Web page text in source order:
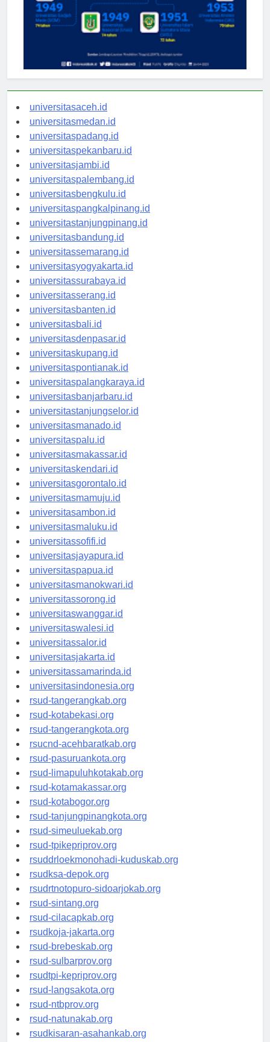
universitasaceh.id
universitasmedan.id
universitaspadang.id
universitaspekanbaru.id
universitasjambi.id
universitaspalembang.id
universitasbengkulu.id
universitaspangkalpinang.id
universitastanjungpinang.id
universitasbandung.id
universitassemarang.id
universitasyogyakarta.id
universitassurabaya.id
universitasserang.id
universitasbanten.id
universitasbali.id
universitasdenpasar.id
universitaskupang.id
universitaspontianak.id
universitaspalangkaraya.id
universitasbanjarbaru.id
universitastanjungselor.id
universitasmanado.id
universitaspalu.id
universitasmakassar.id
universitaskendari.id
universitasgorontalo.id
universitasmamuju.id
universitasambon.id
universitasmaluku.id
universitassofifi.id
universitasjayapura.id
universitaspapua.id
universitasmanokwari.id
universitassorong.id
universitaswanggar.id
universitaswalesi.id
universitassalor.id
universitasjakarta.id
universitassamarinda.id
universitasindonesia.org
rsud-tangerangkab.org
rsud-kotabekasi.org
rsud-tangerangkota.org
rsucnd-acehbaratkab.org
rsud-pasuruankota.org
rsud-limapuluhkotakab.org
rsud-kotamakassar.org
rsud-kotabogor.org
rsud-tanjungpinangkota.org
rsud-simeuluekab.org
rsud-tpikepriprov.org
rsuddrloekmonohadi-kuduskab.org
rsudksa-depok.org
rsudrtnotopuro-sidoarjokab.org
rsud-sintang.org
rsud-cilacapkab.org
rsudkoja-jakarta.org
rsud-brebeskab.org
rsud-sulbarprov.org
rsudtpi-kepriprov.org
rsud-langsakota.org
rsud-ntbprov.org
rsud-natunakab.org